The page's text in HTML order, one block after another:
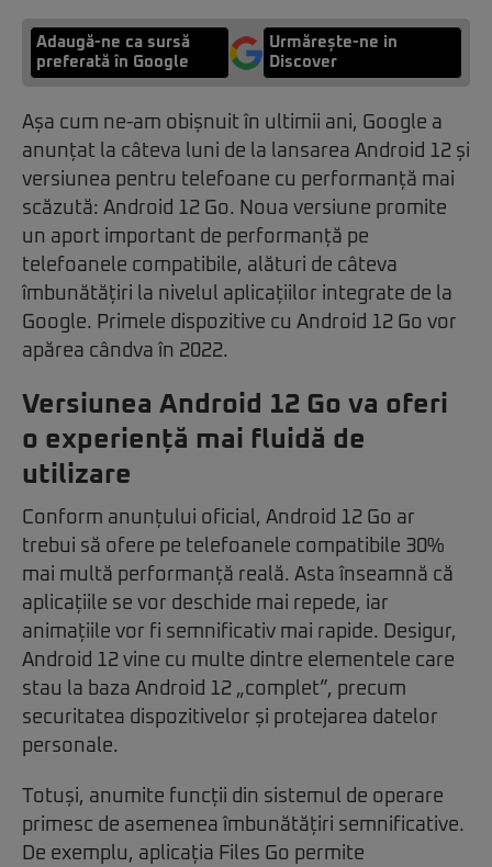
Adaugă-ne ca sursă
preferată în Google
Urmărește-ne in
Discover
Așa cum ne-am obișnuit în ultimii ani, Google a
anunțat la câteva luni de la lansarea Android 12 și
versiunea pentru telefoane cu performanță mai
scăzută: Android 12 Go. Noua versiune promite
un aport important de performanță pe
telefoanele compatibile, alături de câteva
îmbunătățiri la nivelul aplicațiilor integrate de la
Google. Primele dispozitive cu Android 12 Go vor
apărea cândva în 2022.
Versiunea Android 12 Go va oferi
o experiență mai fluidă de
utilizare
Conform anunțului oficial, Android 12 Go ar
trebui să ofere pe telefoanele compatibile 30%
mai multă performanță reală. Asta înseamnă că
aplicațiile se vor deschide mai repede, iar
animațiile vor fi semnificativ mai rapide. Desigur,
Android 12 vine cu multe dintre elementele care
stau la baza Android 12 „complet”, precum
securitatea dispozitivelor și protejarea datelor
personale.
Totuși, anumite funcții din sistemul de operare
primesc de asemenea îmbunătățiri semnificative.
De exemplu, aplicația Files Go permite